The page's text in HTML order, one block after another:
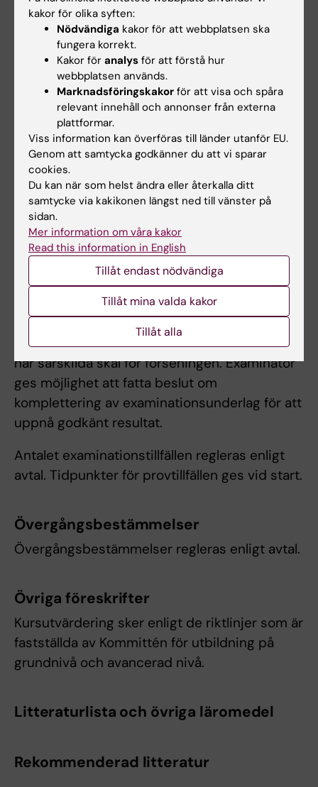
utbildningsinslagen eller tagit igen frånvaro i
enlighet med examinators anvisningar kan
inte studieresultaten slutrapporteras.
Examination
Examinationen utgörs av presentation och
argumentation (respondentskap) av ett
självständigt författat examensarbete med
relevans för vetenskapsområdet samt
granskning och diskussion (opponentskap) av
annan students examensarbete.
Examinationen bedöms utifrån såväl skriftligt
innehåll som aktivt respondentskap- och
opponentskap.
För sent inlämnade examinationsuppgifter
beaktas ej. Examinator bedömer om deltagare
har särskilda skäl för förseningen. Examinator
ges möjlighet att fatta beslut om
komplettering av examinationsunderlag för att
uppnå godkänt resultat.
Antalet examinationstillfällen regleras enligt
avtal. Tidpunkter för provtillfällen ges vid start.
Övergångsbestämmelser
Övergångsbestämmelser regleras enligt avtal.
Övriga föreskrifter
Kursutvärdering sker enligt de riktlinjer som är
fastställda av Kommittén för utbildning på
grundnivå och avancerad nivå.
Litteraturlista och övriga läromedel
Rekommenderad litteratur
kakor för olika syften:
Nödvändiga kakor för att webbplatsen ska
fungera korrekt.
Kakor för analys för att förstå hur
webbplatsen används.
Marknadsföringskakor för att visa och spåra
relevant innehåll och annonser från externa
plattformar.
Viss information kan överföras till länder utanför EU.
Genom att samtycka godkänner du att vi sparar
cookies.
Du kan när som helst ändra eller återkalla ditt
samtycke via kakikonen längst ned till vänster på
sidan.
Mer information om våra kakor
Read this information in English
Tillåt endast nödvändiga
Tillåt mina valda kakor
Tillåt alla